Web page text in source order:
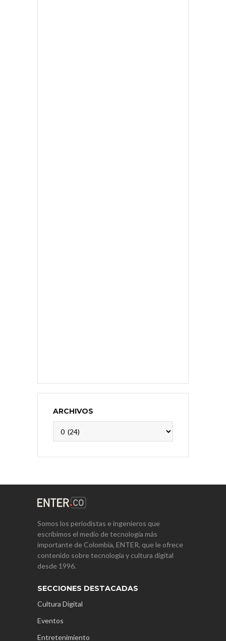
ARCHIVOS
Somos los periodistas e ingenieros que
escribimos el medio de tecnología más
importante de Colombia, ENTER, que le ofrece
contenido sobre tecnología y cultura digital
desde 1996.
SECCIONES DESTACADAS
Cultura Digital
Eventos
Entretenimiento